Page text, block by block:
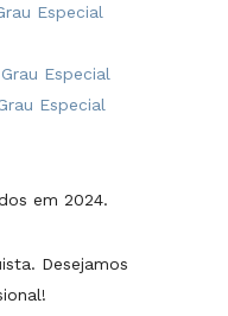
Especial
Especial
Especial
em 2024.
Desejamos